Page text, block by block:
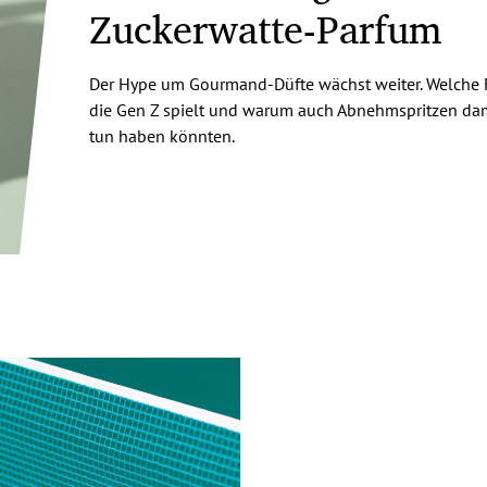
Zuckerwatte-Parfum
Der Hype um Gourmand-Düfte wächst weiter. Welche
die Gen Z spielt und warum auch Abnehmspritzen
tun haben könnten.